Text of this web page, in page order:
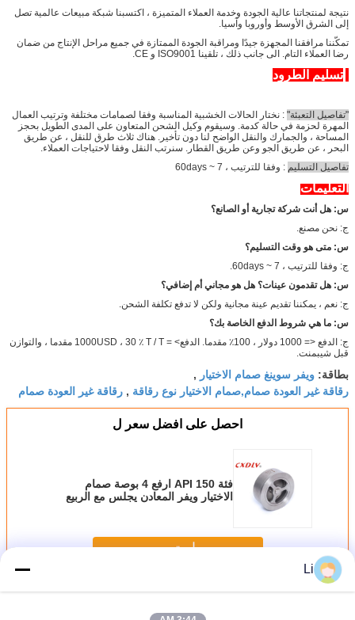
نتيجة لمنتجاتنا عالية الجودة وخدمة العملاء المتميزة ، اكتسبنا شبكة مبيعات عالمية تصل
إلى الشرق الأوسط وأوروبا وآسيا.
تمكّننا مرافقنا المجهزة جيدًا ومراقبة الجودة الممتازة في جميع مراحل الإنتاج من ضمان
رضا العملاء التام. الى جانب ذلك ، تلقينا ISO9001 و CE.
تسليم الطرود
"تفاصيل التعبئة" : نختار الحالات الخشبية المناسبة وفقا لصمامات مختلفة وترتيب العمال
المهرة لحزمة في حالة كدمة. وسيقوم وكيل الشحن المتعاون على المدى الطويل بحجز
المساحة ، والجمارك والنقل الواضح لنا دون تأخير. هناك ثلاث طرق للنقل ، عن طريق
البحر ، عن طريق الجو وعن طريق القطار. سنرتب النقل وفقا لاحتياجات العملاء.
تفاصيل التسليم : وفقا للترتيب ، 7 ~ 60days
التعليمات
س: هل أنت شركة تجارية أو الصانع؟
ج: نحن مصنع.
س: متى هو وقت التسليم؟
ج: وفقا للترتيب ، 7 ~ 60days.
س: هل تقدمون عينات؟ هل هو مجاني أم إضافي؟
ج: نعم ، يمكننا تقديم عينة مجانية ولكن لا تدفع تكلفة الشحن.
س: ما هي شروط الدفع الخاصة بك؟
ج: الدفع <= 1000 دولار ، 100٪ مقدما. الدفع> = 1000USD ، 30 ٪ T / T مقدما ، والتوازن
قبل شيبمنت.
بطاقة: ويفر سوينغ صمام الاختيار ,
رقاقة غير العودة صمام,صمام الاختيار نوع رقاقة , رقاقة غير العودة صمام
احصل على افضل سعر ل
فئة API 150 ارفع 4 بوصة صمام
الاختيار ويفر المعادن يجلس مع الربيع
استمر
أكثررقاقة فحص الصمام
Li